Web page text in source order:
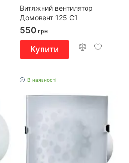
Витяжний вентилятор
Домовент 125 С1
550 грн
Купити
В наявності